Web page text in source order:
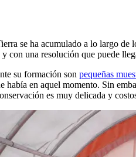
se ha acumulado a lo largo
con una resolución que puede
su formación son pequeñas
había en aquel momento. Sin
es muy delicada y